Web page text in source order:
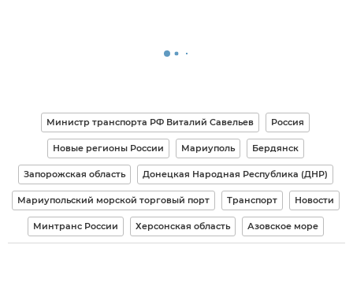
Министр транспорта РФ Виталий Савельев Россия
Новые регионы России Мариуполь Бердянск
Запорожская область Донецкая Народная Республика (ДНР)
Мариупольский морской торговый порт Транспорт Новости
Минтранс России Херсонская область Азовское море